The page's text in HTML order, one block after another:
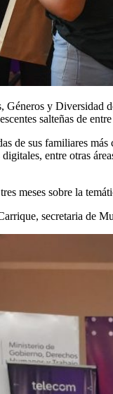
Géneros y Diversidad
salteñas de
de sus familiares
entre otras
meses sobre la
secretaria de